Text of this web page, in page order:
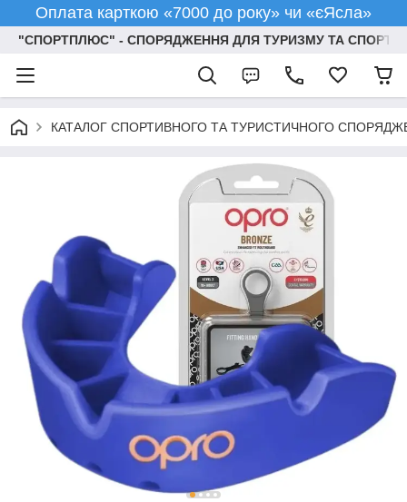
Оплата карткою «7000 до року» чи «єЯсла»
"СПОРТПЛЮС" - СПОРЯДЖЕННЯ ДЛЯ ТУРИЗМУ ТА СПОРТУ
КАТАЛОГ СПОРТИВНОГО ТА ТУРИСТИЧНОГО